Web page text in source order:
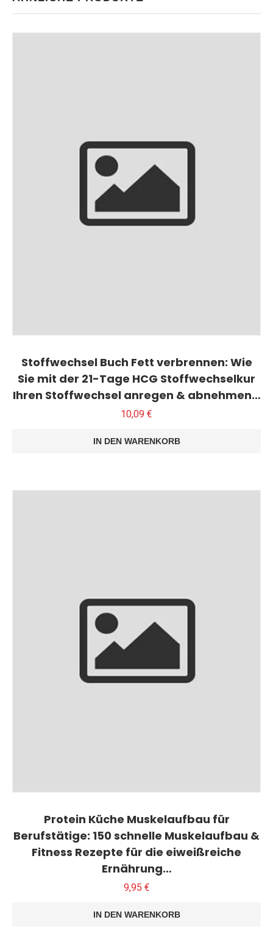
Stoffwechsel Buch Fett verbrennen: Wie
Sie mit der 21-Tage HCG Stoffwechselkur
Ihren Stoffwechsel anregen & abnehmen…
10,09 €
IN DEN WARENKORB
Protein Küche Muskelaufbau für
Berufstätige: 150 schnelle Muskelaufbau &
Fitness Rezepte für die eiweißreiche
Ernährung…
9,95 €
IN DEN WARENKORB